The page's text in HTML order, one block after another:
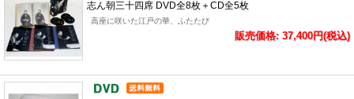
志ん朝三十四席 DVD全8枚＋CD全5枚
高座に咲いた江戸の華、ふたたび
販売価格: 37,400円(税込)